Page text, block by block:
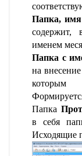
Папка, имя
содержит,
именем
Папка с
на
которым
Папка
в себя
Исходящие